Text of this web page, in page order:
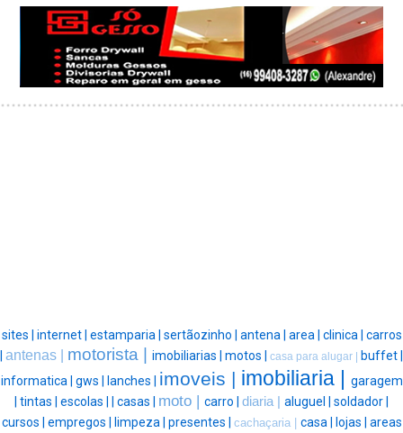
sites | internet | estamparia | sertãozinho | antena | area | clinica | carros
| antenas | motorista | imobiliarias | motos | casa para alugar | buffet |
informatica | gws | lanches | imoveis | imobiliaria | garagem
| tintas | escolas | | casas | moto | carro | diaria | aluguel | soldador |
cursos | empregos | limpeza | presentes | cachaçaria | casa | lojas | areas